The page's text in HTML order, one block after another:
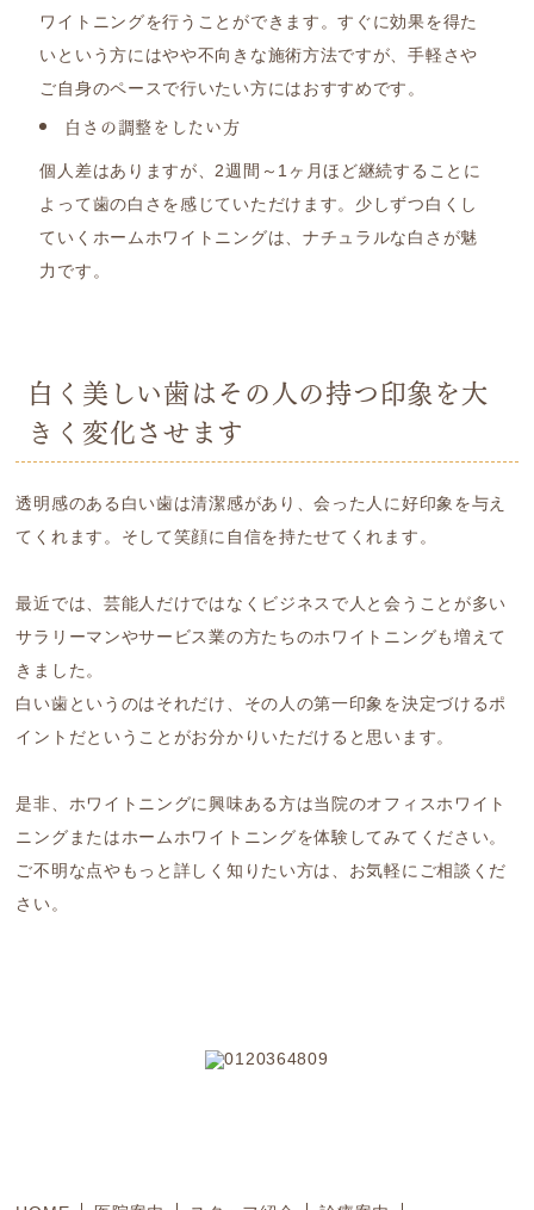
ワイトニングを行うことができます。すぐに効果を得た
いという方にはやや不向きな施術方法ですが、手軽さや
ご自身のペースで行いたい方にはおすすめです。
白さの調整をしたい方
個人差はありますが、2週間～1ヶ月ほど継続することに
よって歯の白さを感じていただけます。少しずつ白くし
ていくホームホワイトニングは、ナチュラルな白さが魅
力です。
白く美しい歯はその人の持つ印象を大
きく変化させます
透明感のある白い歯は清潔感があり、会った人に好印象を与え
てくれます。そして笑顔に自信を持たせてくれます。
最近では、芸能人だけではなくビジネスで人と会うことが多い
サラリーマンやサービス業の方たちのホワイトニングも増えて
きました。
白い歯というのはそれだけ、その人の第一印象を決定づけるポ
イントだということがお分かりいただけると思います。
是非、ホワイトニングに興味ある方は当院のオフィスホワイト
ニングまたはホームホワイトニングを体験してみてください。
ご不明な点やもっと詳しく知りたい方は、お気軽にご相談くだ
さい。